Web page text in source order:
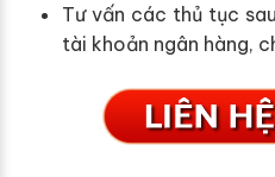
Tư vấn các thủ tục
tài khoản ngân hàng,